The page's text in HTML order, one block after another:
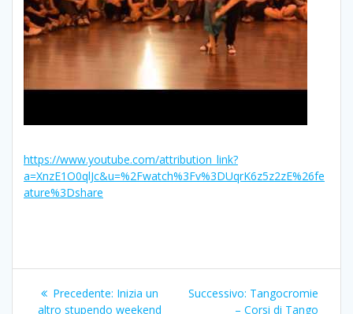
https://www.youtube.com/attribution_link?
a=XnzE1O0qlJc&u=%2Fwatch%3Fv%3DUqrK6z5z2zE%26fe
ature%3Dshare
Navigazione
Precedente: Articolo
precedente:
Inizia un
altro stupendo weekend
Successivo: Articolo
successivo:
Tangocromie
– Corsi di Tango